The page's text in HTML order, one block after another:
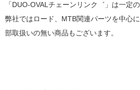
「DUO-OVALチェーンリンク゛」は一定
弊社ではロード、MTB関連パーツを中心
部取扱いの無い商品もございます。